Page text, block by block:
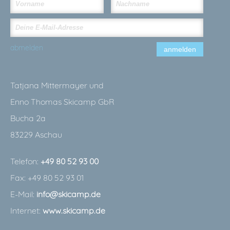
anmelden
abmelden
Tatjana Mittermayer und
Enno Thomas Skicamp GbR
Bucha 2a
83229 Aschau
Telefon: +49 80 52 93 00
Fax: +49 80 52 93 01
E-Mail: info@skicamp.de
Internet: www.skicamp.de